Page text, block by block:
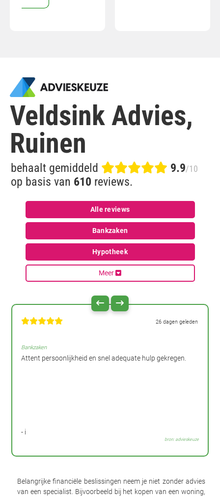
Veldsink Advies,
Ruinen
behaalt gemiddeld 9.9/10
op basis van 610 reviews.
Alle reviews
Bankzaken
Hypotheek
Meer
26 dagen geleden
Bankzaken
Attent persoonlijkheid en snel adequate hulp gekregen.
- i
bron: advieskeuze
Belangrijke financiële beslissingen neem je niet zonder advies
van een specialist. Bijvoorbeeld bij het kopen van een woning,